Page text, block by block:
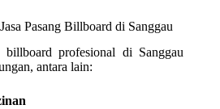
Pasang Billboard di Sanggau
billboard profesional di Sanggau
antara lain: